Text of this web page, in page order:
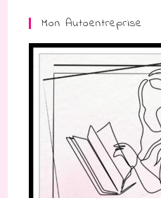
Mon Autoentreprise